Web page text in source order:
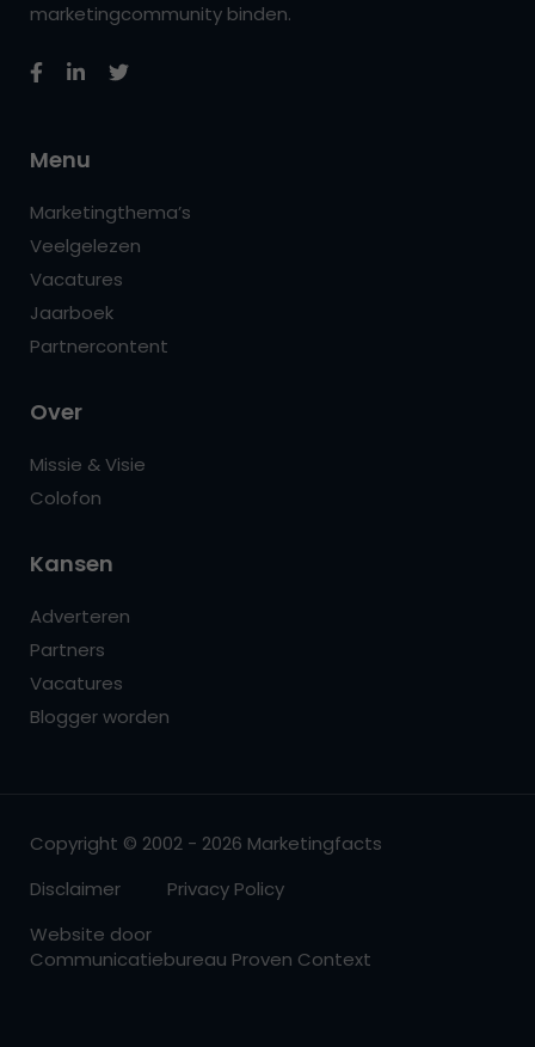
marketingcommunity binden.
Menu
Marketingthema’s
Veelgelezen
Vacatures
Jaarboek
Partnercontent
Over
Missie & Visie
Colofon
Kansen
Adverteren
Partners
Vacatures
Blogger worden
Copyright © 2002 - 2026 Marketingfacts
Disclaimer
Privacy Policy
Website door
Communicatiebureau Proven Context